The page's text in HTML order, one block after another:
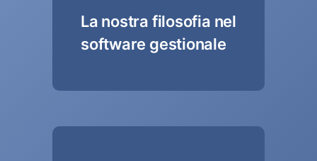
La nostra filosofia nel
software gestionale